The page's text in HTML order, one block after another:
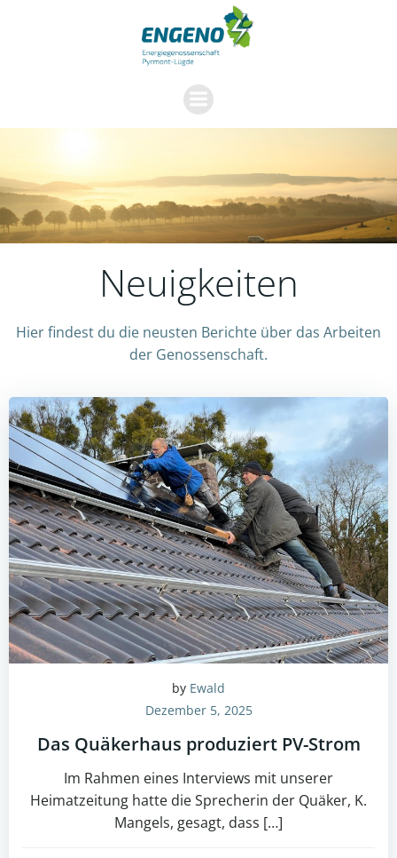
Zum
Inhalt
springen
Neuigkeiten
Hier findest du die neusten Berichte über das Arbeiten
der Genossenschaft.
by Ewald
Dezember 5, 2025
Das Quäkerhaus produziert PV-Strom
Im Rahmen eines Interviews mit unserer
Heimatzeitung hatte die Sprecherin der Quäker, K.
Mangels, gesagt, dass […]